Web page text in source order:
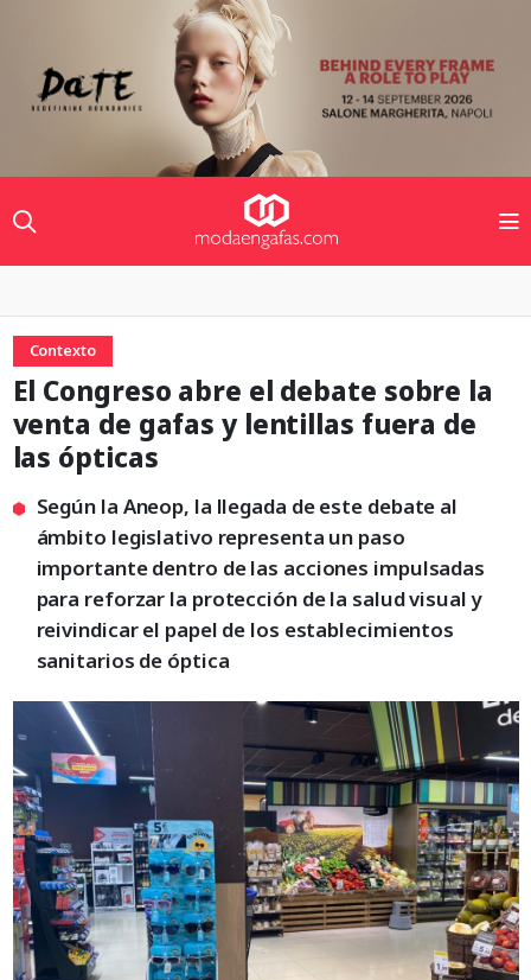
Contexto
El Congreso abre el debate sobre la
venta de gafas y lentillas fuera de
las ópticas
Según la Aneop, la llegada de este debate al
ámbito legislativo representa un paso
importante dentro de las acciones impulsadas
para reforzar la protección de la salud visual y
reivindicar el papel de los establecimientos
sanitarios de óptica